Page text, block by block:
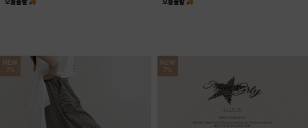
NEW
7%
NEW
7%